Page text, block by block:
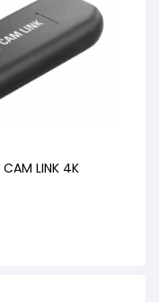
LINK 4K